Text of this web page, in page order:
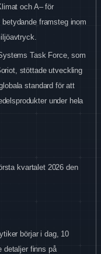
och A– för
framsteg inom
Task Force, som
stöttade utveckling
standard för att
under hela
kvartalet 2026 den
börjar i dag, 10
detaljer finns på